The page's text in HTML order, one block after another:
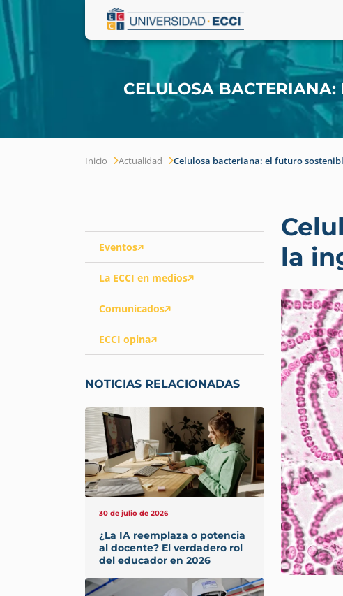
CELULOSA
Inicio Actualidad Celulosa bacteriana: el futuro
Eventos
La ECCI en medios
Comunicados
ECCI opina
NOTICIAS RELACIONADAS
30 de julio de 2026
¿La IA reemplaza o potencia
al docente? El verdadero rol
del educador en 2026
la